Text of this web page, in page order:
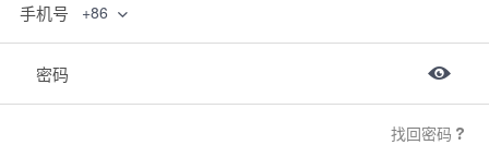
手机号 +86
密码
找回密码